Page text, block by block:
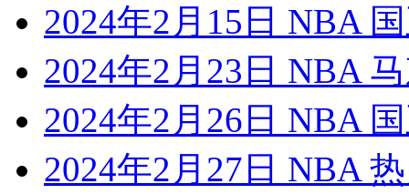
2024年2月15日 NBA
2024年2月23日 NBA
2024年2月26日 NBA
2024年2月27日 NBA